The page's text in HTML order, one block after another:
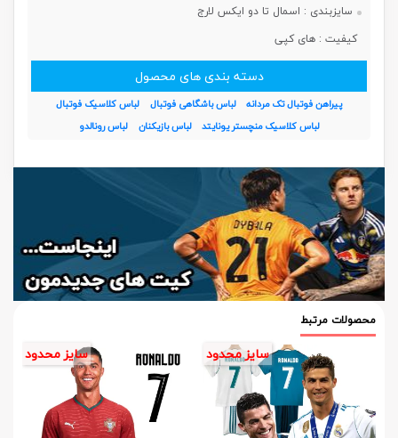
سایزبندی : اسمال تا دو ایکس لارج
کیفیت : های کپی
دسته بندی های محصول
پیراهن فوتبال تک مردانه لباس باشگاهی فوتبال
لباس کلاسیک فوتبال
لباس کلاسیک منچستر یونایتد
لباس بازیکنان لباس رونالدو
محصولات مرتبط
سایز محدود سایز محدود